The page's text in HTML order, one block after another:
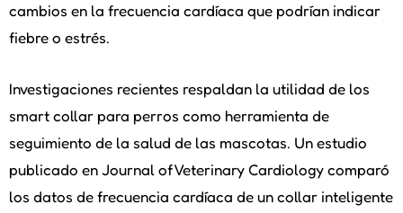
cambios en la frecuencia cardíaca que podrían indicar
fiebre o estrés.
Investigaciones recientes respaldan la utilidad de los
smart collar para perros como herramienta de
seguimiento de la salud de las mascotas. Un estudio
publicado en Journal of Veterinary Cardiology comparó
los datos de frecuencia cardíaca de un collar inteligente